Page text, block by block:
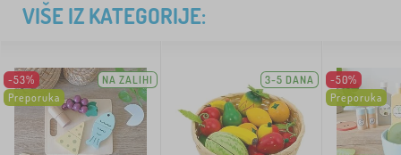
VIŠE IZ KATEGORIJE:
-53%
Preporuka
NA ZALIHI 3-5 DANA
-50%
Preporuka